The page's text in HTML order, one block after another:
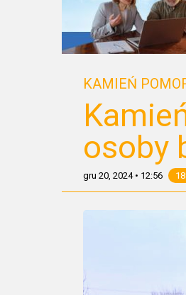
KAMIEŃ
osoby
gru 20, 2024• 12:56